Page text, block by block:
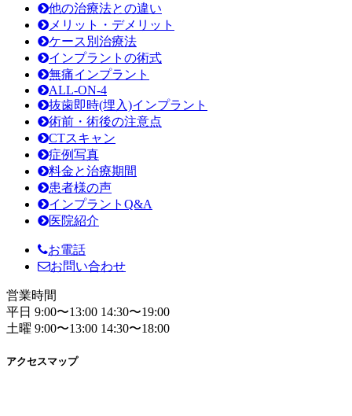
他の治療法との違い
メリット・デメリット
ケース別治療法
インプラントの術式
無痛インプラント
ALL-ON-4
抜歯即時(埋入)インプラント
術前・術後の注意点
CTスキャン
症例写真
料金と治療期間
患者様の声
インプラントQ&A
医院紹介
お電話
お問い合わせ
営業時間
平日 9:00〜13:00 14:30〜19:00
土曜 9:00〜13:00 14:30〜18:00
アクセスマップ